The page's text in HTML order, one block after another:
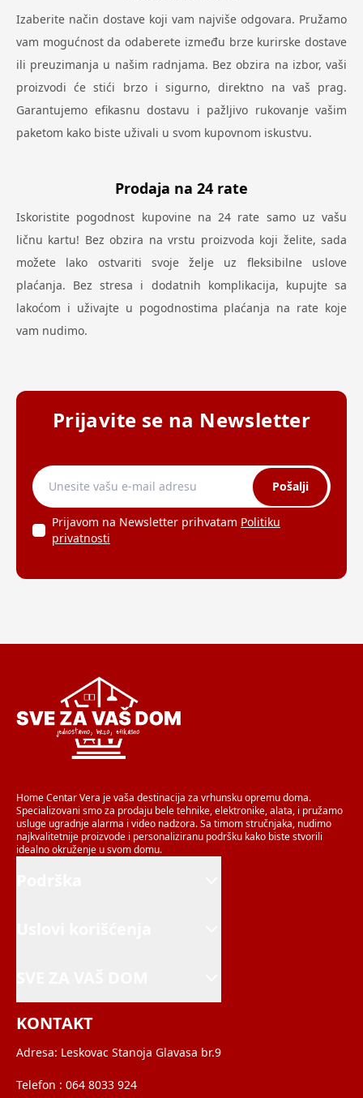
Izaberite način dostave koji vam najviše odgovara. Pružamo
vam mogućnost da odaberete između brze kurirske dostave
ili preuzimanja u našim radnjama. Bez obzira na izbor, vaši
proizvodi će stići brzo i sigurno, direktno na vaš prag.
Garantujemo efikasnu dostavu i pažljivo rukovanje vašim
paketom kako biste uživali u svom kupovnom iskustvu.
Prodaja na 24 rate
Iskoristite pogodnost kupovine na 24 rate samo uz vašu
ličnu kartu! Bez obzira na vrstu proizvoda koji želite, sada
možete lako ostvariti svoje želje uz fleksibilne uslove
plaćanja. Bez stresa i dodatnih komplikacija, kupujte sa
lakoćom i uživajte u pogodnostima plaćanja na rate koje
vam nudimo.
Prijavite se na Newsletter
Pošalji
Prijavom na Newsletter prihvatam Politiku
privatnosti
Home Centar Vera je vaša destinacija za vrhunsku opremu doma.
Specializovani smo za prodaju bele tehnike, elektronike, alata, i pružamo
usluge ugradnje alarma i video nadzora. Sa timom stručnjaka, nudimo
najkvalitetnije proizvode i personaliziranu podršku kako biste stvorili
idealno okruženje u svom domu.
KONTAKT
Adresa: Leskovac Stanoja Glavasa br.9
Telefon : 064 8033 924